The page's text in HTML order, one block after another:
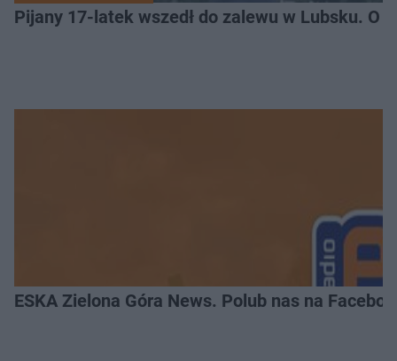
Pijany 17-latek wszedł do zalewu w Lubsku. O
ESKA Zielona Góra News. Polub nas na